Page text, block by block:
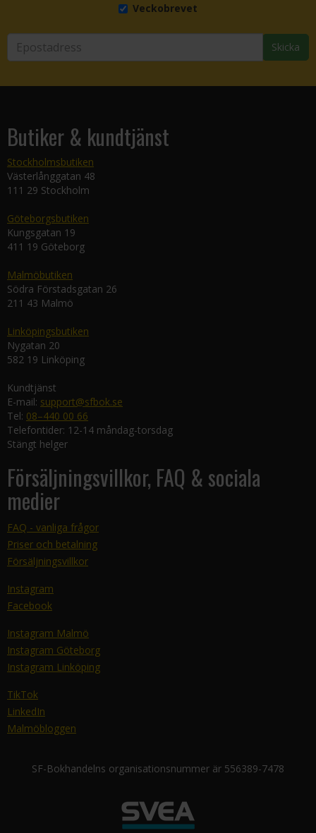
Veckobrevet
Skicka
Butiker & kundtjänst
Stockholmsbutiken
Västerlånggatan 48
111 29 Stockholm
Göteborgsbutiken
Kungsgatan 19
411 19 Göteborg
Malmöbutiken
Södra Förstadsgatan 26
211 43 Malmö
Linköpingsbutiken
Nygatan 20
582 19 Linköping
Kundtjänst
E-mail: support@sfbok.se
Tel: 08–440 00 66
Telefontider: 12-14 måndag-torsdag
Stängt helger
Försäljningsvillkor, FAQ & sociala
medier
FAQ - vanliga frågor
Priser och betalning
Försäljningsvillkor
Instagram
Facebook
Instagram Malmö
Instagram Göteborg
Instagram Linköping
TikTok
LinkedIn
Malmöbloggen
SF-Bokhandelns organisationsnummer är 556389-7478